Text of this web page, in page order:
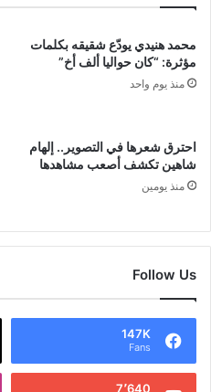
محمد هنيدي يودّع شقيقه بكلمات
مؤثرة: “كان حواليا ألف أخ”
منذ يوم واحد
احترق شعرها في التصوير.. إلهام
شاهين تكشف أصعب مشاهدها
منذ يومين
Follow Us
147K
Fans
7٬640